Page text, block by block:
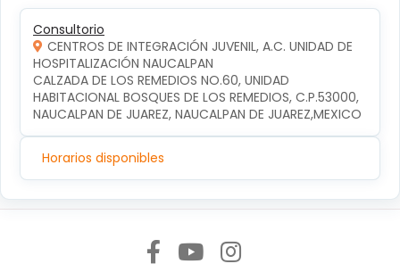
Consultorio
CENTROS DE INTEGRACIÓN JUVENIL, A.C. UNIDAD DE
HOSPITALIZACIÓN NAUCALPAN
CALZADA DE LOS REMEDIOS NO.60, UNIDAD
HABITACIONAL BOSQUES DE LOS REMEDIOS, C.P.53000,
NAUCALPAN DE JUAREZ, NAUCALPAN DE JUAREZ,MEXICO
Horarios disponibles